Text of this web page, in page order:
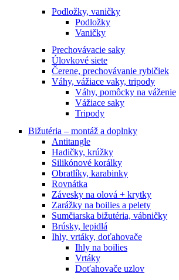
Podložky, vaničky
Podložky
Vaničky
Prechovávacie saky
Úlovkové siete
Čerene, prechovávanie rybičiek
Váhy, vážiace vaky, tripody
Váhy, pomôcky na váženie
Vážiace saky
Tripody
Bižutéria – montáž a doplnky
Antitangle
Hadičky, krúžky
Silikónové korálky
Obratlíky, karabinky
Rovnátka
Závesky na olová + krytky
Zarážky na boilies a pelety
Sumčiarska bižutéria, vábničky
Brúsky, lepidlá
Ihly, vrtáky, doťahovače
Ihly na boilies
Vrtáky
Doťahovače uzlov